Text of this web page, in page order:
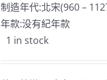
制造年代:北宋(960 –
年款:没有紀年款
1 in stock